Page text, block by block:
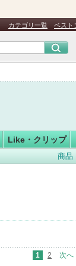
カテゴリ一覧 ベスト
Like・クリップ
商品
1 2 次へ